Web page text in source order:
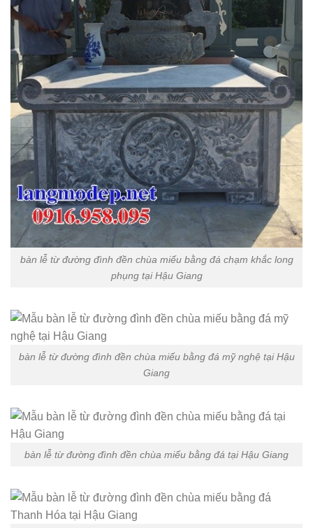
bàn lễ từ đường đình đền chùa miếu bằng đá chạm khắc long
phụng tại Hậu Giang
bàn lễ từ đường đình đền chùa miếu bằng đá mỹ nghệ tại Hậu
Giang
bàn lễ từ đường đình đền chùa miếu bằng đá tại Hậu Giang